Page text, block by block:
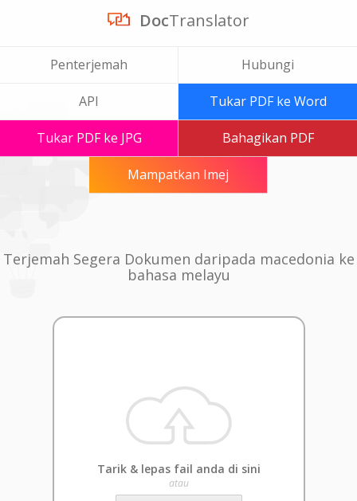
DocTranslator
Penterjemah Hubungi
API Tukar PDF ke Word
Tukar PDF ke JPG Bahagikan PDF
Mampatkan Imej
Terjemah Segera Dokumen daripada macedonia ke
bahasa melayu
Tarik & lepas fail anda di sini
atau